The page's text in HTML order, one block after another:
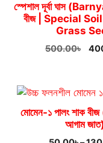
স্পেশাল দূর্বা ঘাস
বীজ | Special
Grass
500.00৳
মোমেন-১ পালং শাক
আগাম